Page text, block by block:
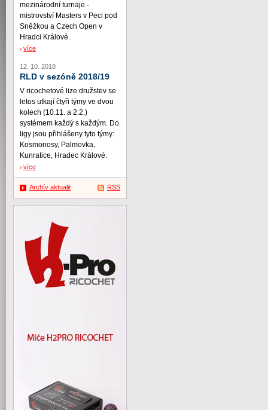
mezinárodní turnaje -
mistrovství Masters v Peci pod
Sněžkou a Czech Open v
Hradci Králové.
více
12. 10. 2018
RLD v sezóně 2018/19
V ricochetové lize družstev se
letos utkají čtyři týmy ve dvou
kolech (10.11. a 2.2.)
systémem každý s každým. Do
ligy jsou přihlášeny tyto týmy:
Kosmonosy, Palmovka,
Kunratice, Hradec Králové.
více
Archív aktualit RSS